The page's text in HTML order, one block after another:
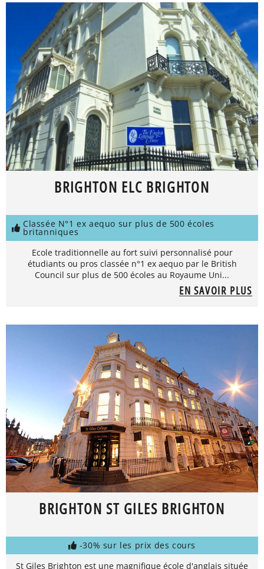
BRIGHTON ELC BRIGHTON
Classée N°1 ex aequo sur plus de 500 écoles
britanniques
Ecole traditionnelle au fort suivi personnalisé pour
étudiants ou pros classée n°1 ex aequo par le British
Council sur plus de 500 écoles au Royaume Uni...
EN SAVOIR PLUS
BRIGHTON ST GILES BRIGHTON
-30% sur les prix des cours
St Giles Brighton est une magnifique école d'anglais située